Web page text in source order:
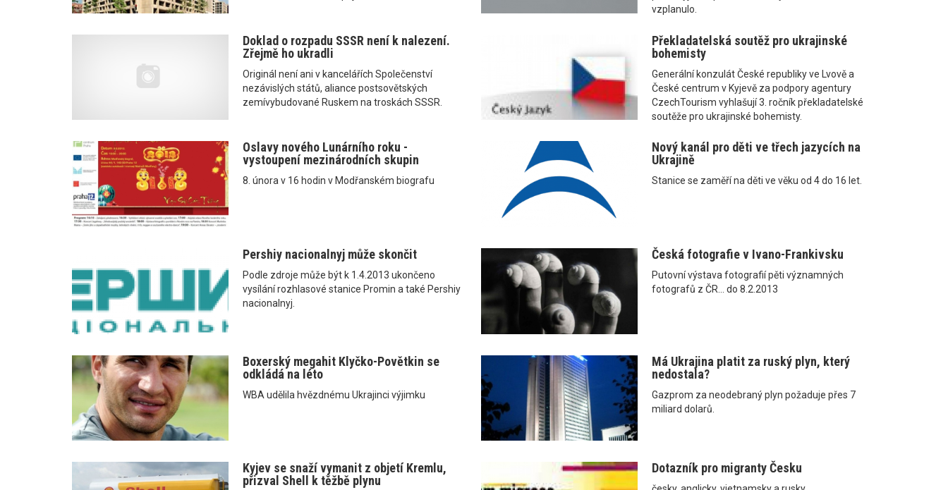
vzplanulo.
Doklad o rozpadu SSSR není k nalezení.
Zřejmě ho ukradli
Originál není ani v kancelářích Společenství
nezávislých států, aliance postsovětských
zemívybudované Ruskem na troskách SSSR.
Překladatelská soutěž pro ukrajinské
bohemisty
Generální konzulát České republiky ve Lvově a
České centrum v Kyjevě za podpory agentury
CzechTourism vyhlašují 3. ročník překladatelské
soutěže pro ukrajinské bohemisty.
Oslavy nového Lunárního roku -
vystoupení mezinárodních skupin
8. února v 16 hodin v Modřanském biografu
Nový kanál pro děti ve třech jazycích na
Ukrajině
Stanice se zaměří na děti ve věku od 4 do 16 let.
Pershiy nacionalnyj může skončit
Podle zdroje může být k 1.4.2013 ukončeno
vysílání rozhlasové stanice Promin a také Pershiy
nacionalnyj.
Česká fotografie v Ivano-Frankivsku
Putovní výstava fotografií pěti významných
fotografů z ČR... do 8.2.2013
Boxerský megahit Klyčko-Povětkin se
odkládá na léto
WBA udělila hvězdnému Ukrajinci výjimku
Má Ukrajina platit za ruský plyn, který
nedostala?
Gazprom za neodebraný plyn požaduje přes 7
miliard dolarů.
Kyjev se snaží vymanit z objetí Kremlu,
přizval Shell k těžbě plynu
Dotazník pro migranty Česku